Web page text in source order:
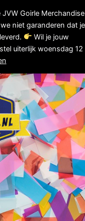
JVW Goirle Merchandise
niet garanderen dat je
Wil je jouw
uiterlijk woensdag 12
0
Winkelwagen